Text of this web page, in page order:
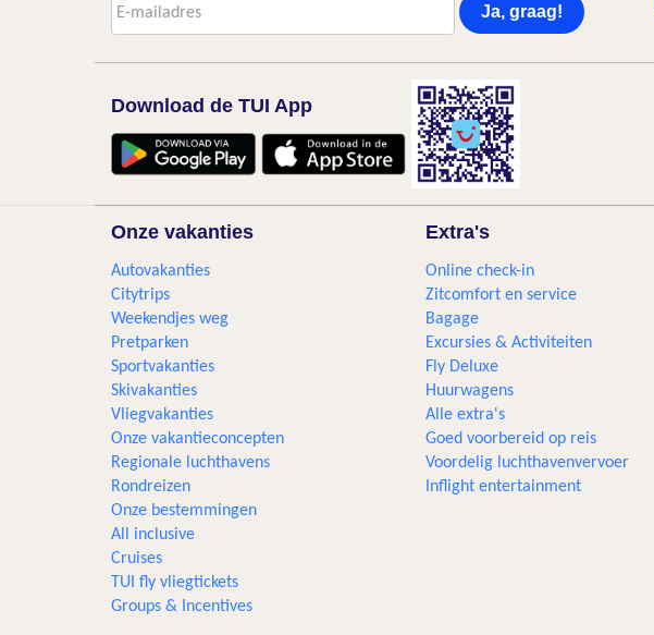
Ja, graag!
Download de TUI App
Onze vakanties
Autovakanties
Citytrips
Weekendjes weg
Pretparken
Sportvakanties
Skivakanties
Vliegvakanties
Onze vakantieconcepten
Regionale luchthavens
Rondreizen
Onze bestemmingen
All inclusive
Cruises
TUI fly vliegtickets
Groups & Incentives
Extra's
Online check-in
Zitcomfort en service
Bagage
Excursies & Activiteiten
Fly Deluxe
Huurwagens
Alle extra's
Goed voorbereid op reis
Voordelig luchthavenvervoer
Inflight entertainment